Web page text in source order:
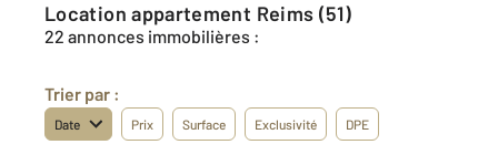
Location appartement Reims (51)
22 annonces immobilières :
Trier par :
Date Prix Surface Exclusivité DPE